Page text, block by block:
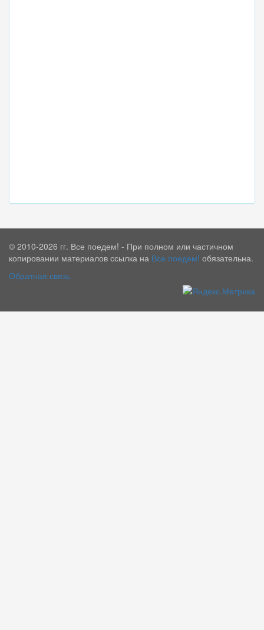
© 2010-2026 гг. Все поедем! - При полном или частичном
копировании материалов ссылка на Все поедем! обязательна.
Обратная связь